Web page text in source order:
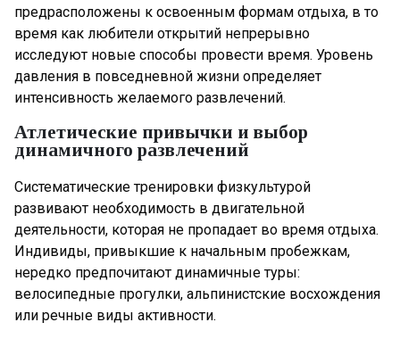
предрасположены к освоенным формам отдыха, в то
время как любители открытий непрерывно
исследуют новые способы провести время. Уровень
давления в повседневной жизни определяет
интенсивность желаемого развлечений.
Атлетические привычки и выбор
динамичного развлечений
Систематические тренировки физкультурой
развивают необходимость в двигательной
деятельности, которая не пропадает во время отдыха.
Индивиды, привыкшие к начальным пробежкам,
нередко предпочитают динамичные туры:
велосипедные прогулки, альпинистские восхождения
или речные виды активности.